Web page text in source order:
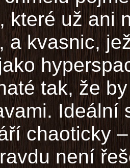
které už ani
a kvasnic,
tak, že
Ideální
chaoticky
není